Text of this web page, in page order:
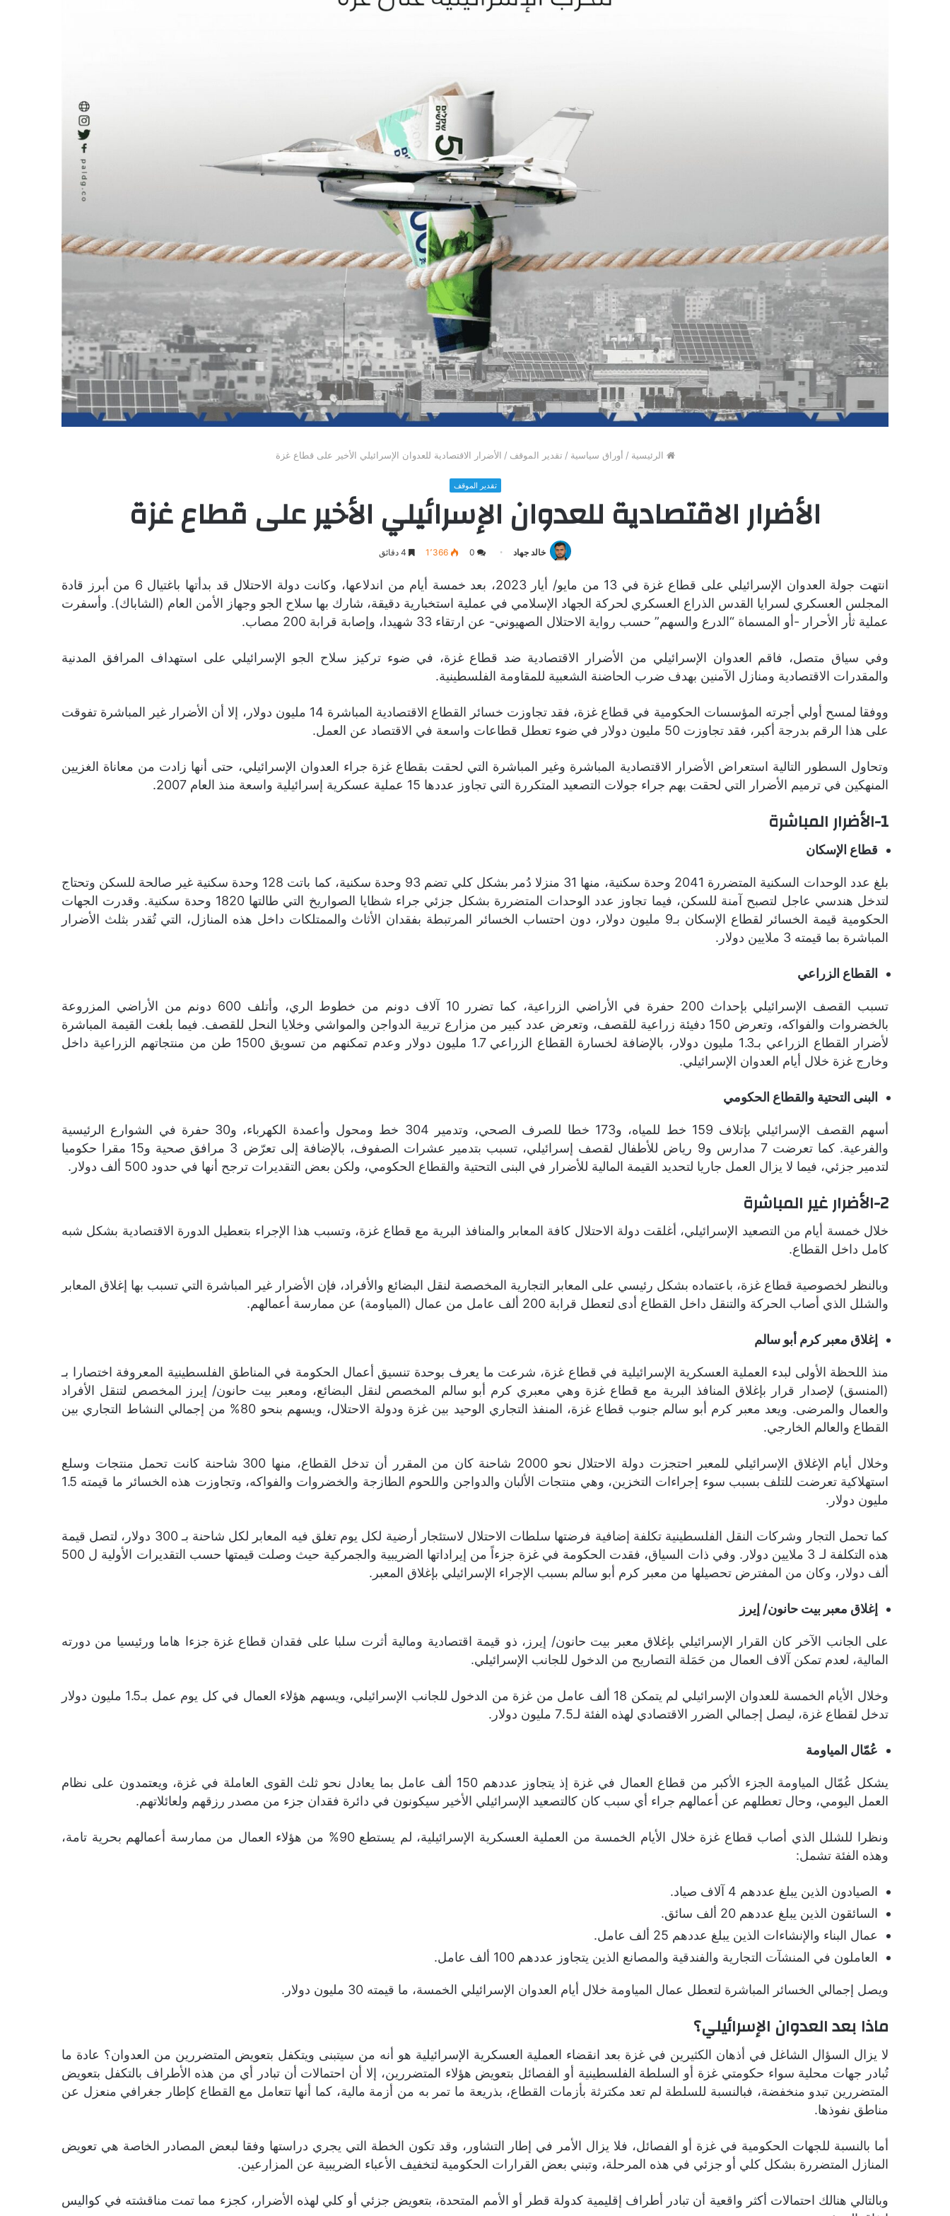
الرئيسية / أوراق سياسية / تقدير الموقف / الأضرار الاقتصادية للعدوان الإسرائيلي الأخير على قطاع غزة
تقدير الموقف
الأضرار الاقتصادية للعدوان الإسرائيلي الأخير على قطاع غزة
خالد جهاد 0 1٬366
انتهت جولة العدوان الإسرائيلي على قطاع غزة في 13 من مايو/ أيار 2023، بعد خمسة أيام من اندلاعها، وكانت دولة الاحتلال قد بدأتها باغتيال 6 من أبرز قادة
المجلس العسكري لسرايا القدس الذراع العسكري لحركة الجهاد الإسلامي في عملية استخبارية دقيقة، شارك بها سلاح الجو وجهاز الأمن العام (الشاباك). وأسفرت
عملية ثأر الأحرار -أو المسماة “الدرع والسهم” حسب رواية الاحتلال الصهيوني- عن ارتقاء 33 شهيدا، وإصابة قرابة 200 مصاب.
وفي سياق متصل، فاقم العدوان الإسرائيلي من الأضرار الاقتصادية ضد قطاع غزة، في ضوء تركيز سلاح الجو الإسرائيلي على استهداف المرافق المدنية
والمقدرات الاقتصادية ومنازل الآمنين بهدف ضرب الحاضنة الشعبية للمقاومة الفلسطينية.
ووفقا لمسح أولي أجرته المؤسسات الحكومية في قطاع غزة، فقد تجاوزت خسائر القطاع الاقتصادية المباشرة 14 مليون دولار، إلا أن الأضرار غير المباشرة تفوقت
على هذا الرقم بدرجة أكبر، فقد تجاوزت 50 مليون دولار في ضوء تعطل قطاعات واسعة في الاقتصاد عن العمل.
وتحاول السطور التالية استعراض الأضرار الاقتصادية المباشرة وغير المباشرة التي لحقت بقطاع غزة جراء العدوان الإسرائيلي، حتى أنها زادت من معاناة الغزيين
المنهكين في ترميم الأضرار التي لحقت بهم جراء جولات التصعيد المتكررة التي تجاوز عددها 15 عملية عسكرية إسرائيلية واسعة منذ العام 2007.
1- الأضرار المباشرة
قطاع الإسكان
بلغ عدد الوحدات السكنية المتضررة 2041 وحدة سكنية، منها 31 منزلا دُمر بشكل كلي تضم 93 وحدة سكنية، كما باتت 128 وحدة سكنية غير صالحة للسكن وتحتاج
لتدخل هندسي عاجل لتصبح آمنة للسكن، فيما تجاوز عدد الوحدات المتضررة بشكل جزئي جراء شظايا الصواريخ التي طالتها 1820 وحدة سكنية. وقدرت الجهات
الحكومية قيمة الخسائر لقطاع الإسكان بـ9 مليون دولار، دون احتساب الخسائر المرتبطة بفقدان الأثاث والممتلكات داخل هذه المنازل، التي تُقدر بثلث الأضرار
المباشرة بما قيمته 3 ملايين دولار.
القطاع الزراعي
تسبب القصف الإسرائيلي بإحداث 200 حفرة في الأراضي الزراعية، كما تضرر 10 آلاف دونم من خطوط الري، وأتلف 600 دونم من الأراضي المزروعة
بالخضروات والفواكه، وتعرض 150 دفيئة زراعية للقصف، وتعرض عدد كبير من مزارع تربية الدواجن والمواشي وخلايا النحل للقصف. فيما بلغت القيمة المباشرة
لأضرار القطاع الزراعي بـ1.3 مليون دولار، بالإضافة لخسارة القطاع الزراعي 1.7 مليون دولار وعدم تمكنهم من تسويق 1500 طن من منتجاتهم الزراعية داخل
وخارج غزة خلال أيام العدوان الإسرائيلي.
البنى التحتية والقطاع الحكومي
أسهم القصف الإسرائيلي بإتلاف 159 خط للمياه، و173 خطا للصرف الصحي، وتدمير 304 خط ومحول وأعمدة الكهرباء، و30 حفرة في الشوارع الرئيسية
والفرعية. كما تعرضت 7 مدارس و9 رياض للأطفال لقصف إسرائيلي، تسبب بتدمير عشرات الصفوف، بالإضافة إلى تعرّض 3 مرافق صحية و15 مقرا حكوميا
لتدمير جزئي، فيما لا يزال العمل جاريا لتحديد القيمة المالية للأضرار في البنى التحتية والقطاع الحكومي، ولكن بعض التقديرات ترجح أنها في حدود 500 ألف دولار.
2- الأضرار غير المباشرة
خلال خمسة أيام من التصعيد الإسرائيلي، أغلقت دولة الاحتلال كافة المعابر والمنافذ البرية مع قطاع غزة، وتسبب هذا الإجراء بتعطيل الدورة الاقتصادية بشكل شبه
كامل داخل القطاع.
وبالنظر لخصوصية قطاع غزة، باعتماده بشكل رئيسي على المعابر التجارية المخصصة لنقل البضائع والأفراد، فإن الأضرار غير المباشرة التي تسبب بها إغلاق المعابر
والشلل الذي أصاب الحركة والتنقل داخل القطاع أدى لتعطل قرابة 200 ألف عامل من عمال (المياومة) عن ممارسة أعمالهم.
إغلاق معبر كرم أبو سالم
منذ اللحظة الأولى لبدء العملية العسكرية الإسرائيلية في قطاع غزة، شرعت ما يعرف بوحدة تنسيق أعمال الحكومة في المناطق الفلسطينية المعروفة اختصارا بـ
(المنسق) لإصدار قرار بإغلاق المنافذ البرية مع قطاع غزة وهي معبري كرم أبو سالم المخصص لنقل البضائع، ومعبر بيت حانون/ إيرز المخصص لتنقل الأفراد
والعمال والمرضى. ويعد معبر كرم أبو سالم جنوب قطاع غزة، المنفذ التجاري الوحيد بين غزة ودولة الاحتلال، ويسهم بنحو 80% من إجمالي النشاط التجاري بين
القطاع والعالم الخارجي.
وخلال أيام الإغلاق الإسرائيلي للمعبر احتجزت دولة الاحتلال نحو 2000 شاحنة كان من المقرر أن تدخل القطاع، منها 300 شاحنة كانت تحمل منتجات وسلع
استهلاكية تعرضت للتلف بسبب سوء إجراءات التخزين، وهي منتجات الألبان والدواجن واللحوم الطازجة والخضروات والفواكه، وتجاوزت هذه الخسائر ما قيمته 1.5
مليون دولار.
كما تحمل التجار وشركات النقل الفلسطينية تكلفة إضافية فرضتها سلطات الاحتلال لاستئجار أرضية لكل يوم تغلق فيه المعابر لكل شاحنة بـ 300 دولار، لتصل قيمة
هذه التكلفة لـ 3 ملايين دولار. وفي ذات السياق، فقدت الحكومة في غزة جزءاً من إيراداتها الضريبية والجمركية حيث وصلت قيمتها حسب التقديرات الأولية ل 500
ألف دولار، وكان من المفترض تحصيلها من معبر كرم أبو سالم بسبب الإجراء الإسرائيلي بإغلاق المعبر.
إغلاق معبر بيت حانون/ إيرز
على الجانب الآخر كان القرار الإسرائيلي بإغلاق معبر بيت حانون/ إيرز، ذو قيمة اقتصادية ومالية أثرت سلبا على فقدان قطاع غزة جزءا هاما ورئيسيا من دورته
المالية، لعدم تمكن آلاف العمال من حَمَلة التصاريح من الدخول للجانب الإسرائيلي.
وخلال الأيام الخمسة للعدوان الإسرائيلي لم يتمكن 18 ألف عامل من غزة من الدخول للجانب الإسرائيلي، ويسهم هؤلاء العمال في كل يوم عمل بـ1.5 مليون دولار
تدخل لقطاع غزة، ليصل إجمالي الضرر الاقتصادي لهذه الفئة لـ7.5 مليون دولار.
عُمّال المياومة
يشكل عُمّال المياومة الجزء الأكبر من قطاع العمال في غزة إذ يتجاوز عددهم 150 ألف عامل بما يعادل نحو ثلث القوى العاملة في غزة، ويعتمدون على نظام
العمل اليومي، وحال تعطلهم عن أعمالهم جراء أي سبب كان كالتصعيد الإسرائيلي الأخير سيكونون في دائرة فقدان جزء من مصدر رزقهم ولعائلاتهم.
ونظرا للشلل الذي أصاب قطاع غزة خلال الأيام الخمسة من العملية العسكرية الإسرائيلية، لم يستطع 90% من هؤلاء العمال من ممارسة أعمالهم بحرية تامة،
وهذه الفئة تشمل:
الصيادون الذين يبلغ عددهم 4 آلاف صياد.
السائقون الذين يبلغ عددهم 20 ألف سائق.
عمال البناء والإنشاءات الذين يبلغ عددهم 25 ألف عامل.
العاملون في المنشآت التجارية والفندقية والمصانع الذين يتجاوز عددهم 100 ألف عامل.
ويصل إجمالي الخسائر المباشرة لتعطل عمال المياومة خلال أيام العدوان الإسرائيلي الخمسة، ما قيمته 30 مليون دولار.
ماذا بعد العدوان الإسرائيلي؟
لا يزال السؤال الشاغل في أذهان الكثيرين في غزة بعد انقضاء العملية العسكرية الإسرائيلية هو أنه من سيتبنى ويتكفل بتعويض المتضررين من العدوان؟ عادة ما
تُبادر جهات محلية سواء حكومتي غزة أو السلطة الفلسطينية أو الفصائل بتعويض هؤلاء المتضررين، إلا أن احتمالات أن تبادر أي من هذه الأطراف بالتكفل بتعويض
المتضررين تبدو منخفضة، فبالنسبة للسلطة لم تعد مكترثة بأزمات القطاع، بذريعة ما تمر به من أزمة مالية، كما أنها تتعامل مع القطاع كإطار جغرافي منعزل عن
مناطق نفوذها.
أما بالنسبة للجهات الحكومية في غزة أو الفصائل، فلا يزال الأمر في إطار التشاور، وقد تكون الخطة التي يجري دراستها وفقا لبعض المصادر الخاصة هي تعويض
المنازل المتضررة بشكل كلي أو جزئي في هذه المرحلة، وتبني بعض القرارات الحكومية لتخفيف الأعباء الضريبية عن المزارعين.
وبالتالي هنالك احتمالات أكثر واقعية أن تبادر أطراف إقليمية كدولة قطر أو الأمم المتحدة، بتعويض جزئي أو كلي لهذه الأضرار، كجزء مما تمت مناقشته في كواليس